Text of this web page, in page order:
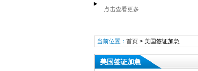
点击查看更多
当前位置： 首页> 美国签证加急
美国签证加急